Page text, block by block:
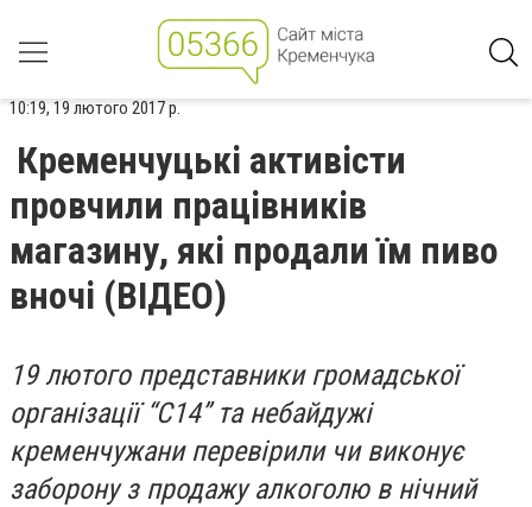
10:19, 19 лютого 2017 р.
Кременчуцькі активісти
провчили працівників
магазину, які продали їм пиво
вночі (ВІДЕО)
19 лютого представники громадської
організації “С14” та небайдужі
кременчужани перевірили чи виконує
заборону з продажу алкоголю в нічний